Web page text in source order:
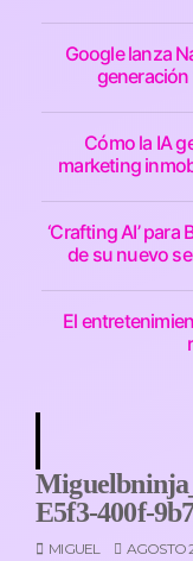
Google lanza
generación
Cómo la IA
marketing
‘Crafting AI’
de su nuevo
El
E5f3-400f-
MIGUEL AGOSTO